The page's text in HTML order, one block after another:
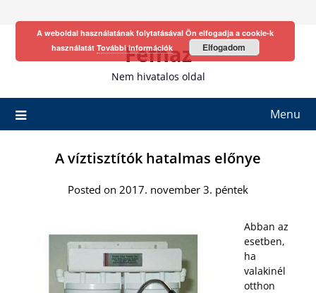
Fefhaz
Nem hivatalos oldal
Menu
A víztisztítók hatalmas előnye
Posted on 2017. november 3. péntek
Abban az
esetben,
ha
valakinél
otthon
A weboldal használatának folytatásával Ön elfogadja a cookie-k
használatát További információk Elfogadom